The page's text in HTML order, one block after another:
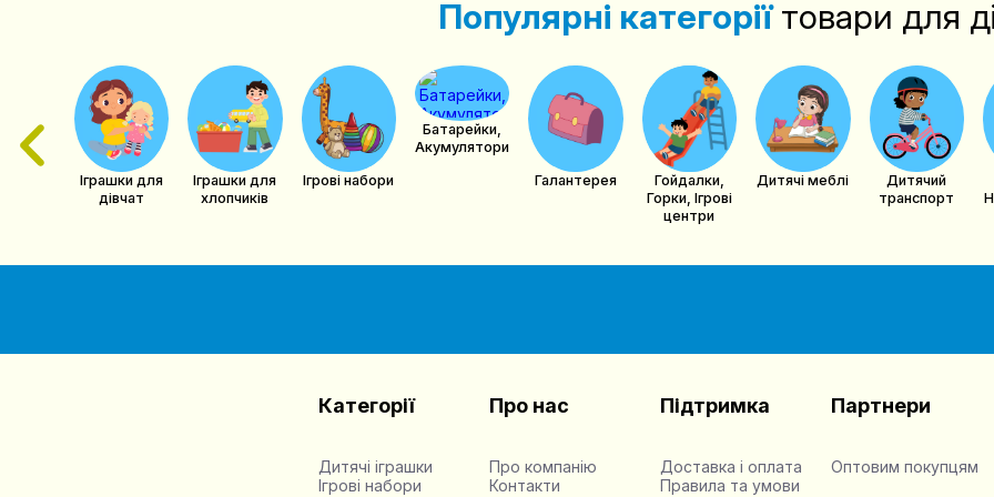
Популярні категоріїтовари для
Іграшки для
дівчат
Іграшки для
хлопчиків
Ігрові набори
Батарейки,
Акумулятори
Галантерея
Гойдалки,
Горки, Ігрові
центри
Дитячі меблі
Дитячий
транспорт
Категорії
Дитячі іграшки
Ігрові набори
Про нас
Про компанію
Контакти
Підтримка
Доставка і оплата
Правила та умови
Партнери
Оптовим покупцям